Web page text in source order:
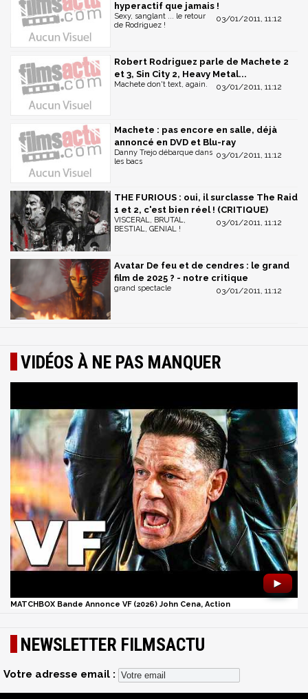
hyperactif que jamais !
03/01/2011, 11:12
Sexy, sanglant ... le retour
de Rodriguez !
Robert Rodriguez parle de Machete 2
et 3, Sin City 2, Heavy Metal...
03/01/2011, 11:12
Machete don't text, again.
Machete : pas encore en salle, déjà
annoncé en DVD et Blu-ray
03/01/2011, 11:12
Danny Trejo débarque dans
les bacs
THE FURIOUS : oui, il surclasse The Raid
1 et 2, c'est bien réel ! (CRITIQUE)
03/01/2011, 11:12
VISCERAL, BRUTAL,
BESTIAL, GENIAL !
Avatar De feu et de cendres : le grand
film de 2025 ? - notre critique
03/01/2011, 11:12
grand spectacle
VIDÉOS À NE PAS MANQUER
►
MATCHBOX Bande Annonce VF (2026) John Cena, Action
NEWSLETTER FILMSACTU
Votre adresse email :